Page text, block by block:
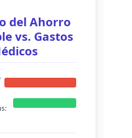
del Ahorro
vs. Gastos